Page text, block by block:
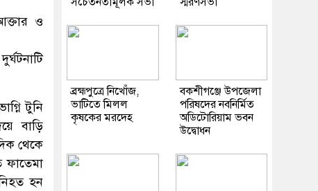
ও
টুনি
বাড়ি
থেকে
ফাতেমা
হন
ব্রহ্মপুত্রে নিখোঁজ,
ভাটিতে মিলল
কৃষকের মরদেহ
বকশীগঞ্জে উপজেলা
পরিষদের নবনির্মিত
অডিটোরিয়াম ভবন
উদ্বোধন